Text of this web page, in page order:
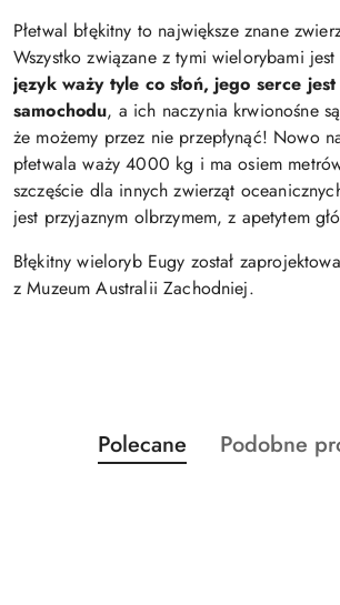
Płetwal błękitny to największe znane
Wszystko związane z tymi wielorybami
język waży tyle co słoń, jego serce
samochodu, a ich naczynia krwionośne
że możemy przez nie przepłynąć! Nowo
płetwala waży 4000 kg i ma osiem
szczęście dla innych zwierząt
jest przyjaznym olbrzymem, z apetytem
Błękitny wieloryb Eugy został
z Muzeum Australii Zachodniej.
Pomiń karuzelę produktów
Produkty
o
Polecane
Produkty
Podobne